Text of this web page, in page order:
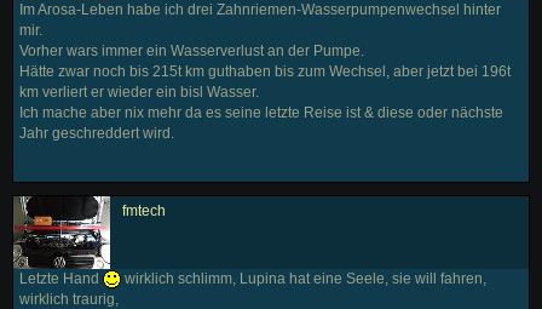
Im Arosa-Leben habe ich drei Zahnriemen-Wasserpumpenwechsel hinter
mir.
Vorher wars immer ein Wasserverlust an der Pumpe.
Hätte zwar noch bis 215t km guthaben bis zum Wechsel, aber jetzt bei 196t
km verliert er wieder ein bisl Wasser.
Ich mache aber nix mehr da es seine letzte Reise ist & diese oder nächste
Jahr geschreddert wird.
fmtech
Letzte Hand
wirklich schlimm, Lupina hat eine Seele, sie will fahren,
wirklich traurig,